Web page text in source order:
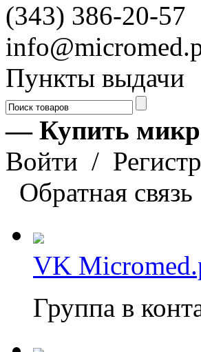
(343) 386-20-57
Пункты выдачи
— Купить
Войти /
Обратная связь
VK
Группа в